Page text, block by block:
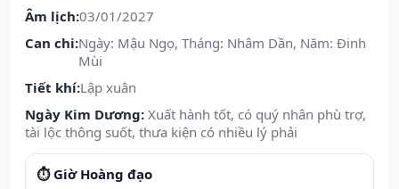
Âm lịch:03/01/2027
Can chi:Ngày: Mậu Ngọ, Tháng: Nhâm Dần, Năm: Đinh
Mùi
Tiết khí:Lập xuân
Ngày Kim Dương: Xuất hành tốt, có quý nhân phù trợ,
tài lộc thông suốt, thưa kiện có nhiều lý phải
⏱️ Giờ Hoàng đạo